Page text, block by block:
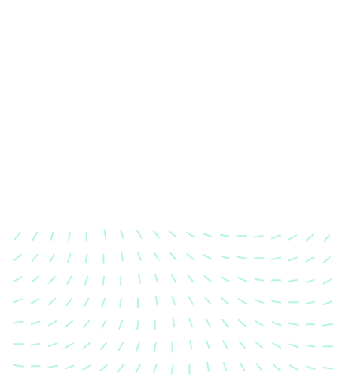
Karosserievermessung
Unsere exakte Karosserievermessung stellt sicher,
dass Ihre Fahrzeugkarosserie nach einem Unfall